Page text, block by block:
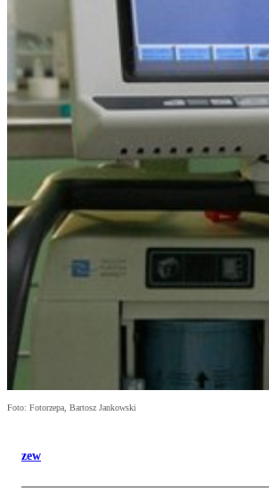
Foto: Fotorzepa, Bartosz Jankowski
zew